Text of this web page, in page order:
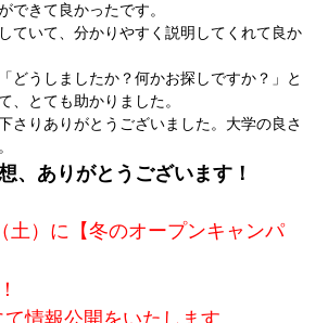
できて良かったです。
ていて、分かりやすく説明してくれて良か
どうしましたか？何かお探しですか？」と
、とても助かりました。
さりありがとうございました。大学の良さ
、ありがとうございます！
土）に【冬のオープンキャンパ
情報公開をいたします。